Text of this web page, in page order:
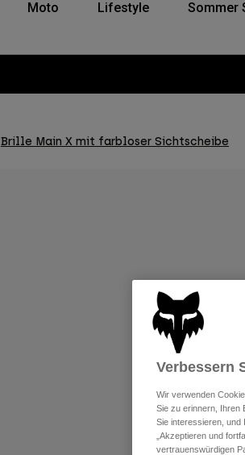
Moto Lifestyle Sommer
Brille Main X mit farbloser Sichtscheibe
Verbessern
Wir verwenden
Sie zu erinnern, Ihren
Sie interessieren, und
„Akzeptieren und
vertrauenswürdigen